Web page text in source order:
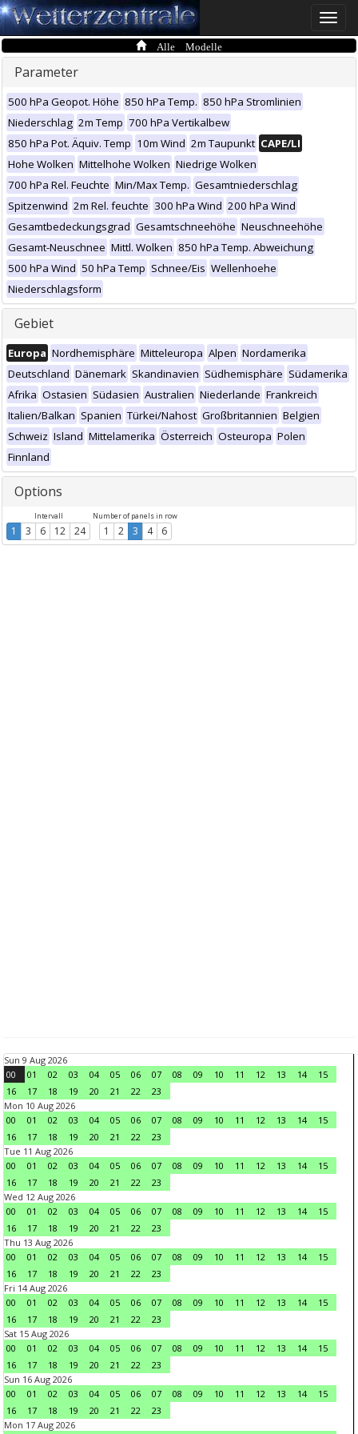
Toggle
Alle Modelle
Parameter
500 hPa Geopot. Höhe 850 hPa Temp. 850 hPa Stromlinien
Niederschlag 2m Temp 700 hPa Vertikalbew
850 hPa Pot. Äquiv. Temp 10m Wind 2m Taupunkt CAPE/LI
Hohe Wolken Mittelhohe Wolken Niedrige Wolken
700 hPa Rel. Feuchte Min/Max Temp. Gesamtniederschlag
Spitzenwind 2m Rel. feuchte 300 hPa Wind 200 hPa Wind
Gesamtbedeckungsgrad Gesamtschneehöhe Neuschneehöhe
Gesamt-Neuschnee Mittl. Wolken 850 hPa Temp. Abweichung
500 hPa Wind 50 hPa Temp Schnee/Eis Wellenhoehe
Niederschlagsform
Gebiet
Europa Nordhemisphäre Mitteleuropa Alpen Nordamerika
Deutschland Dänemark Skandinavien Südhemisphäre Südamerika
Afrika Ostasien Südasien Australien Niederlande Frankreich
Italien/Balkan Spanien Türkei/Nahost Großbritannien Belgien
Schweiz Island Mittelamerika Österreich Osteuropa Polen
Finnland
Options
Intervall
1 3 6 12 24
Number of panels in row
1 2 3 4 6
Sun 9 Aug 2026
00
01 02 03 04 05 06 07 08 09 10 11 12 13 14
15
16
17 18 19 20 21 22
23
Mon 10 Aug 2026
00
01 02 03 04 05 06 07 08 09 10 11 12 13 14
15
16
17 18 19 20 21 22
23
Tue 11 Aug 2026
00
01 02 03 04 05 06 07 08 09 10 11 12 13 14
15
16
17 18 19 20 21 22
23
Wed 12 Aug 2026
00
01 02 03 04 05 06 07 08 09 10 11 12 13 14
15
16
17 18 19 20 21 22
23
Thu 13 Aug 2026
00
01 02 03 04 05 06 07 08 09 10 11 12 13 14
15
16
17 18 19 20 21 22
23
Fri 14 Aug 2026
00
01 02 03 04 05 06 07 08 09 10 11 12 13 14
15
16
17 18 19 20 21 22
23
Sat 15 Aug 2026
00
01 02 03 04 05 06 07 08 09 10 11 12 13 14
15
16
17 18 19 20 21 22
23
Sun 16 Aug 2026
00
01 02 03 04 05 06 07 08 09 10 11 12 13 14
15
16
17 18 19 20 21 22
23
Mon 17 Aug 2026